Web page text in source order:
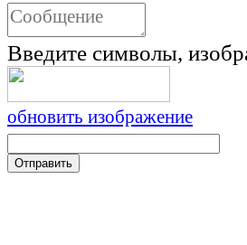
Введите символы,
обновить изображение